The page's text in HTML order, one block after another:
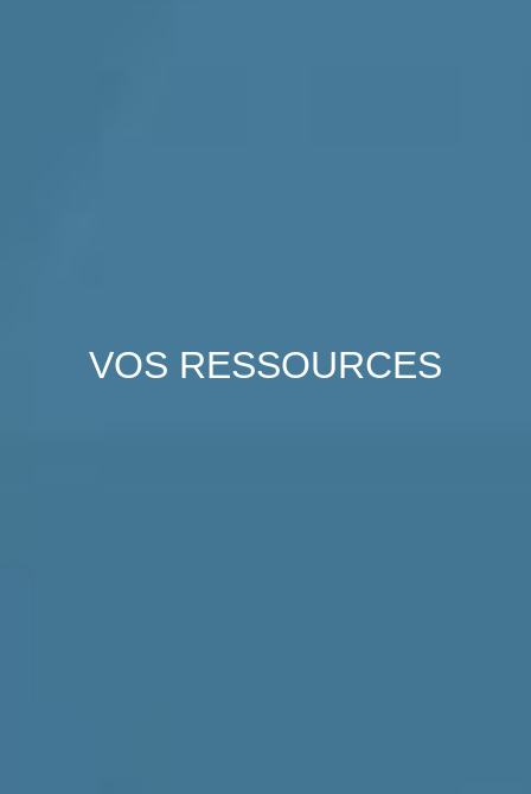
VOS RESSOURCES